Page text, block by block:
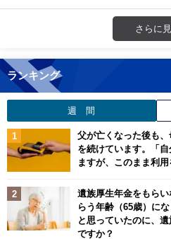
さらに
ランキング
週 間
父が亡くなった後も
を続けています。「
ますが、このまま利
遺族厚生年金をもら
らう年齢（65歳）に
と思っていたのに、
ですか？